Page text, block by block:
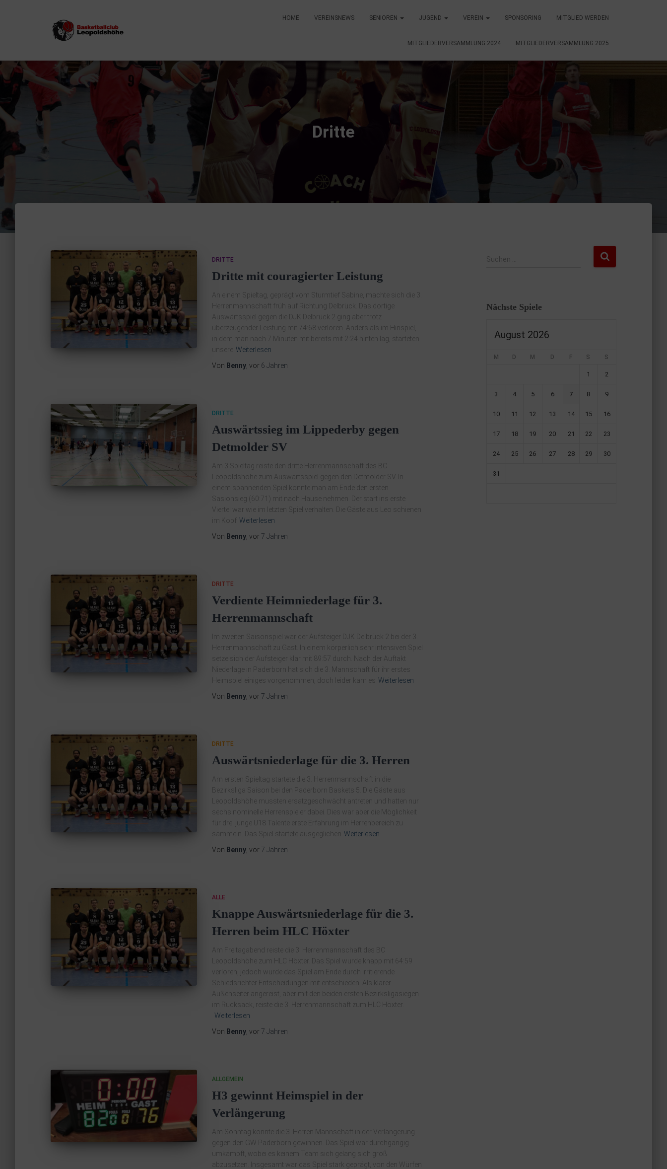
HOME VEREINSNEWS SENIOREN JUGEND VEREIN SPONSORING MITGLIED WERDEN
MITGLIEDERVERSAMMLUNG 2024 MITGLIEDERVERSAMMLUNG 2025
Dritte
DRITTE
Dritte mit couragierter Leistung
An einem Spieltag, geprägt vom Sturmtief Sabine, machte sich die 3.
Herrenmannschaft früh auf Richtung Delbrück. Das dortige
Auswärtsspiel gegen die DJK Delbrück 2 ging aber trotz
überzeugender Leistung mit 74:68 verloren. Anders als im Hinspiel,
in dem man nach 7 Minuten mit bereits mit 2:24 hinten lag, starteten
unsere Weiterlesen
Von Benny , vor 6 Jahren
DRITTE
Auswärtssieg im Lippederby gegen
Detmolder SV
Am 3 Spieltag reiste den dritte Herrenmannschaft des BC
Leopoldshöhe zum Auswärtsspiel gegen den Detmolder SV. In
einem spannenden Spiel konnte man am Ende den ersten
Sasionsieg (60:71) mit nach Hause nehmen. Der start ins erste
Viertel war wie im letzten Spiel verhalten. Die Gäste aus Leo schienen
im Kopf
Weiterlesen
Von Benny , vor 7 Jahren
DRITTE
Verdiente Heimniederlage für 3.
Herrenmannschaft
Im zweiten Saisonspiel war der Aufsteiger DJK Delbrück 2 bei der 3.
Herrenmannschaft zu Gast. In einem körperlich sehr intensiven Spiel
setze sich der Aufsteiger klar mit 89:57 durch. Nach der Auftakt
Niederlage in Paderborn hat sich die 3. Mannschaft für ihr erstes
Heimspiel einiges vorgenommen, doch leider kam es Weiterlesen
Von Benny , vor 7 Jahren
DRITTE
Auswärtsniederlage für die 3. Herren
Am ersten Spieltag startete die 3. Herrenmannschaft in die
Bezirksliga Saison bei den Paderborn Baskets 5. Die Gäste aus
Leopoldshöhe mussten ersatzgeschwächt antreten und hatten nur
sechs nominelle Herrenspieler dabei. Dies war aber die Möglichkeit
für drei junge U18 Talente erste Erfahrung im Herrenbereich zu
sammeln. Das Spiel startete ausgeglichen Weiterlesen
Von Benny , vor 7 Jahren
ALLE
Knappe Auswärtsniederlage für die 3.
Herren beim HLC Höxter
Am Freitagabend reiste die 3. Herrenmannschaft des BC
Leopoldshöhe zum HLC Höxter. Das Spiel wurde knapp mit 64:59
verloren, jedoch wurde das Spiel am Ende durch irritierende
Schiedsrichter Entscheidungen mit entschieden. Als klarer
Außenseiter angereist, aber mit den beiden ersten Bezirksligasiegen
im Rucksack, reiste die 3. Herrenmannschaft zum HLC Höxter.
Weiterlesen
Von Benny , vor 7 Jahren
ALLGEMEIN
H3 gewinnt Heimspiel in der
Verlängerung
Am Sonntag konnte die 3. Herren Mannschaft in der Verlängerung
gegen den GW Paderborn gewinnen. Das Spiel war durchgängig
umkämpft, wobei es keinem Team sich gelang sich groß
abzusetzen. Insgesamt war das Spiel stark geprägt, von den Würfen
Suchen …
Nächste Spiele
August 2026
M D M D F S S
1 2
3 4 5 6 7 8 9
10 11 12 13 14 15 16
17 18 19 20 21 22 23
24 25 26 27 28 29 30
31